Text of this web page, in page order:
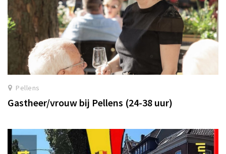
Pellens
Gastheer/vrouw bij Pellens (24-38 uur)